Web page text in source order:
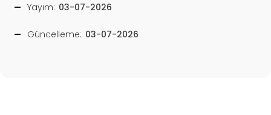
Yayım: 03-07-2026
Güncelleme: 03-07-2026